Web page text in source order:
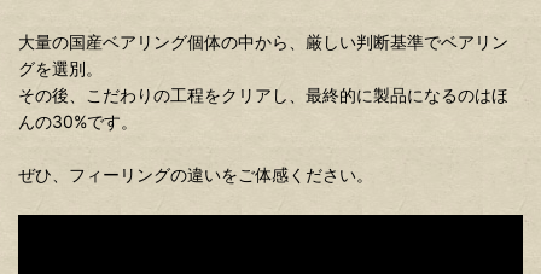
大量の国産ベアリング個体の中から、厳しい判断基準でベアリン
グを選別。
その後、こだわりの工程をクリアし、最終的に製品になるのはほ
んの30%です。
ぜひ、フィーリングの違いをご体感ください。